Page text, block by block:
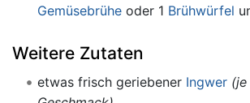
Gemüsebrüheoder 1 Brühwürfel
Weitere Zutaten
etwas frisch geriebener Ingwer (je